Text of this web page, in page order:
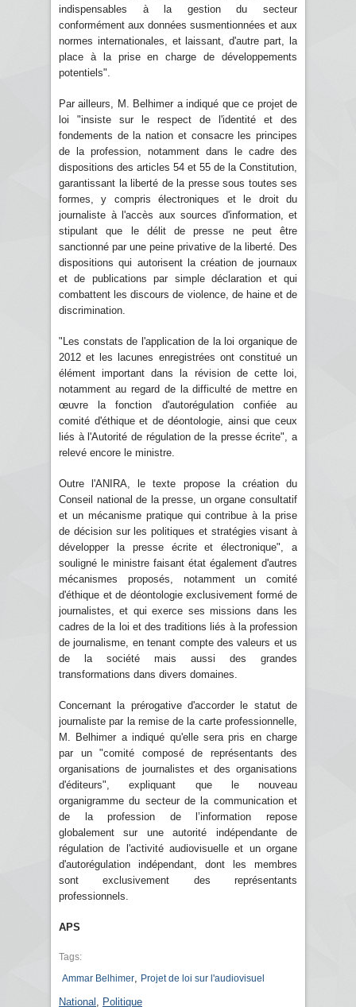
indispensables à la gestion du secteur
conformément aux données susmentionnées et aux
normes internationales, et laissant, d'autre part, la
place à la prise en charge de développements
potentiels".
Par ailleurs, M. Belhimer a indiqué que ce projet de
loi "insiste sur le respect de l'identité et des
fondements de la nation et consacre les principes
de la profession, notamment dans le cadre des
dispositions des articles 54 et 55 de la Constitution,
garantissant la liberté de la presse sous toutes ses
formes, y compris électroniques et le droit du
journaliste à l'accès aux sources d'information, et
stipulant que le délit de presse ne peut être
sanctionné par une peine privative de la liberté. Des
dispositions qui autorisent la création de journaux
et de publications par simple déclaration et qui
combattent les discours de violence, de haine et de
discrimination.
"Les constats de l'application de la loi organique de
2012 et les lacunes enregistrées ont constitué un
élément important dans la révision de cette loi,
notamment au regard de la difficulté de mettre en
œuvre la fonction d'autorégulation confiée au
comité d'éthique et de déontologie, ainsi que ceux
liés à l'Autorité de régulation de la presse écrite", a
relevé encore le ministre.
Outre l'ANIRA, le texte propose la création du
Conseil national de la presse, un organe consultatif
et un mécanisme pratique qui contribue à la prise
de décision sur les politiques et stratégies visant à
développer la presse écrite et électronique", a
souligné le ministre faisant état également d'autres
mécanismes proposés, notamment un comité
d'éthique et de déontologie exclusivement formé de
journalistes, et qui exerce ses missions dans les
cadres de la loi et des traditions liés à la profession
de journalisme, en tenant compte des valeurs et us
de la société mais aussi des grandes
transformations dans divers domaines.
Concernant la prérogative d'accorder le statut de
journaliste par la remise de la carte professionnelle,
M. Belhimer a indiqué qu'elle sera pris en charge
par un "comité composé de représentants des
organisations de journalistes et des organisations
d'éditeurs", expliquant que le nouveau
organigramme du secteur de la communication et
de la profession de l’information repose
globalement sur une autorité indépendante de
régulation de l'activité audiovisuelle et un organe
d'autorégulation indépendant, dont les membres
sont exclusivement des représentants
professionnels.
APS
Tags:
Ammar Belhimer
Projet de loi sur l'audiovisuel
National Politique